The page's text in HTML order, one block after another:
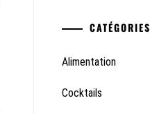
CATÉGORIES
Alimentation
Cocktails